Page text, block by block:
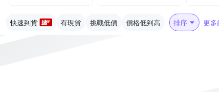
快速到貨 有現貨 挑戰低價 價格低到高 排序 更多